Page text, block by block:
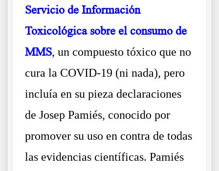
Servicio de Información
Toxicológica sobre el consumo de
MMS, un compuesto tóxico que no
cura la COVID-19 (ni nada), pero
incluía en su pieza declaraciones
de Josep Pamiés, conocido por
promover su uso en contra de todas
las evidencias científicas. Pamiés